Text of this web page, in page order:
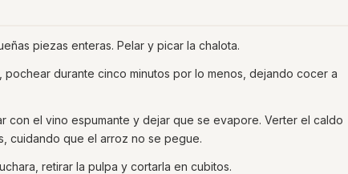
piezas enteras. Pelar y picar la chalota.
durante cinco minutos por lo menos, dejando cocer a
con el vino espumante y dejar que se evapore. Verter el caldo
cuidando que el arroz no se pegue.
retirar la pulpa y cortarla en cubitos.